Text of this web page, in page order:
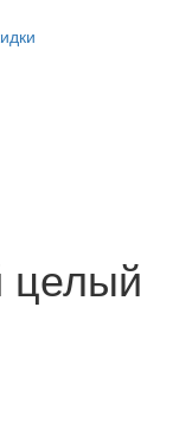
целый